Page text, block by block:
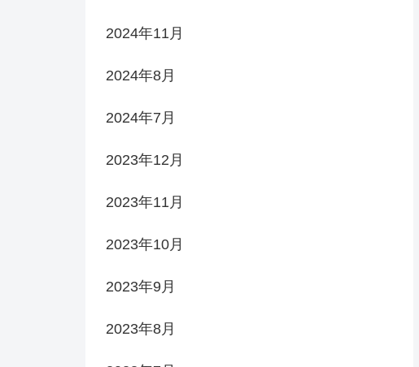
2024年11月
2024年8月
2024年7月
2023年12月
2023年11月
2023年10月
2023年9月
2023年8月